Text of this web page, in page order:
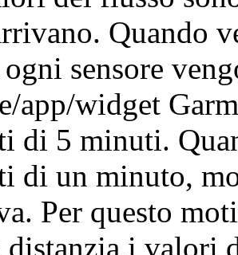
Quando
sensore
app/widget
di 5 minuti.
di un minuto,
Per questo
distanzia i valori